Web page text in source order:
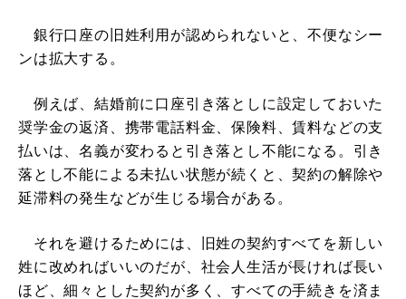
銀行口座の旧姓利用が認められないと、不便なシー
ンは拡大する。
例えば、結婚前に口座引き落としに設定しておいた
奨学金の返済、携帯電話料金、保険料、賃料などの支
払いは、名義が変わると引き落とし不能になる。引き
落とし不能による未払い状態が続くと、契約の解除や
延滞料の発生などが生じる場合がある。
それを避けるためには、旧姓の契約すべてを新しい
姓に改めればいいのだが、社会人生活が長ければ長い
ほど、細々とした契約が多く、すべての手続きを済ま